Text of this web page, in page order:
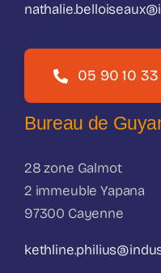
05 90 10 33
Bureau de
28 zone Galmot
2 immeuble Yapana
97300 Cayenne